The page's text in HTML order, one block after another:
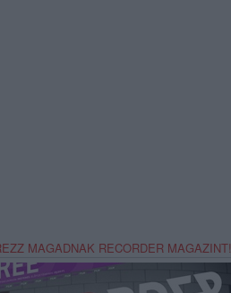
MAGADNAK RECORDER MAGAZINT!